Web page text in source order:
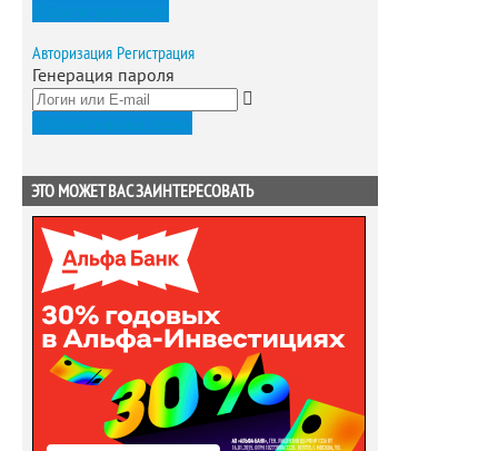
Авторизация Регистрация
Генерация пароля
ЭТО МОЖЕТ ВАС ЗАИНТЕРЕСОВАТЬ